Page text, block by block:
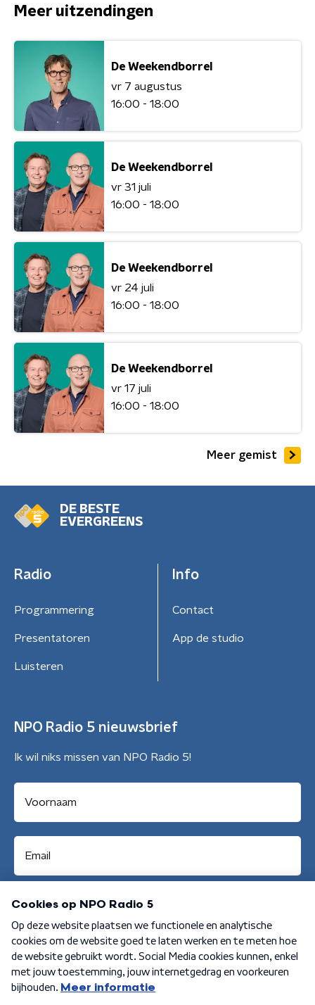
Meer uitzendingen
De Weekendborrel
vr 7 augustus
16:00 - 18:00
De Weekendborrel
vr 31 juli
16:00 - 18:00
De Weekendborrel
vr 24 juli
16:00 - 18:00
De Weekendborrel
vr 17 juli
16:00 - 18:00
Meer gemist
DE BESTE
EVERGREENS
Radio
Programmering
Presentatoren
Luisteren
Info
Contact
App de studio
NPO Radio 5 nieuwsbrief
Ik wil niks missen van NPO Radio 5!
Aanmelden
Algemene voorwaarden